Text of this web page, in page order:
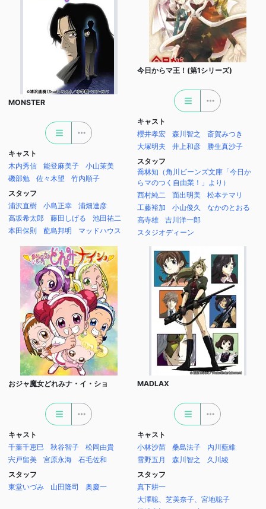
MONSTER
キャスト
木内秀信
能登麻美子
小山茉美
磯部勉
佐々木望
竹内順子
スタッフ
浦沢直樹
小島正幸
浦畑達彦
高坂希太郎
藤田しげる
池田祐二
本田保則
蓜島邦明 マッドハウス
今日からマ王！(第1シリーズ)
キャスト
櫻井孝宏
森川智之
斎賀みつき
大塚明夫
井上和彦
勝生真沙子
スタッフ
喬林知（角川ビーンズ文庫「今日か
らマのつく自由業！」より）
西村純二
面出明美
松本テマリ
工藤裕加
小山俊久
なかのとおる
高寺雄
吉川洋一郎
スタジオディーン
おジャ魔女どれみナ・イ・ショ
キャスト
千葉千恵巳
秋谷智子
松岡由貴
宍戸留美
宮原永海
石毛佐和
スタッフ
東堂いづみ
山田隆司 奥慶一
MADLAX
キャスト
小林沙苗
桑島法子
内川藍維
雪野五月
森川智之
久川綾
スタッフ
真下耕一
大澤聡、芝美奈子、宮地聡子